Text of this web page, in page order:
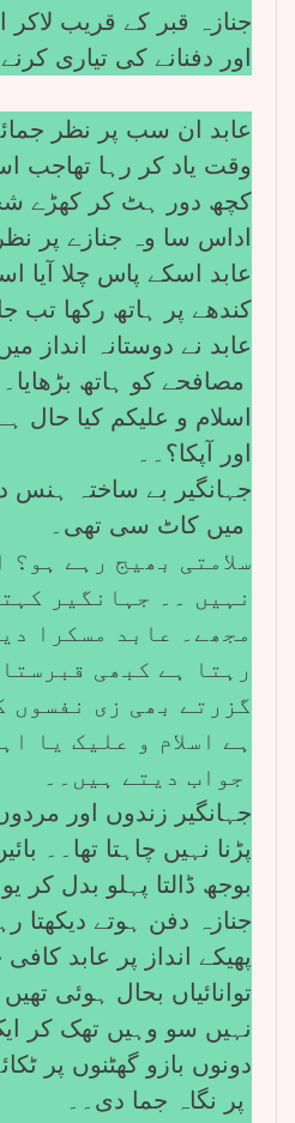
جنازہ قبر کے قریب لاکر
اور دفنانے کی تیاری
عابد ان سب پر نظر
وقت یاد کر رہا تھاجب
کچھ دور ہٹ کر کھڑے
اداس سا وہ جنازے پر نظر
عابد اسکے پاس چلا آیا
کندھے پر ہاتھ رکھا تب
عابد نے دوستانہ انداز
اسلام و علیکم کیا حال
اور آپکا؟۔۔
جہانگیر بے ساختہ ہنس
سلامتی بھیج رہے ہو؟
نہیں ۔۔ جہانگیر
مجھے۔ عابد مسکرا
رہتا ہے کبھی
گزرتے بھی زی نفسوں
ہے اسلام و علیک یا
جہانگیر زندوں اور
پڑنا نہیں چاہتا تھا۔۔
بوجھ ڈالتا پہلو بدل کر
جنازہ دفن ہوتے دیکھتا
پھیکے انداز پر عابد
توانائیاں بحال ہوئی
نہیں سو وہیں تھک کر
دونوں بازو گھٹنوں پر